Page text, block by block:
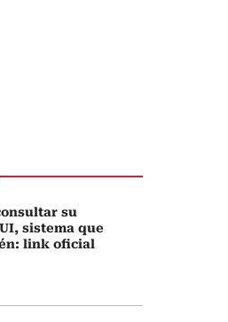
su
sistema que
link oficial